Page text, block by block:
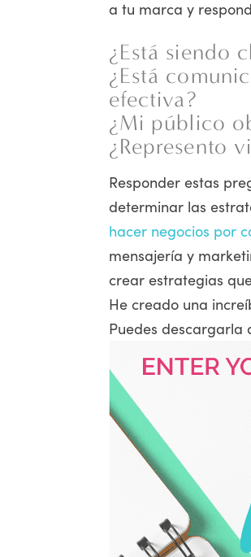
a tu marca y
¿Está siendo
¿Está
efectiva?
¿Mi público
¿Represento
Responder estas
determinar las
hacer negocios por
mensajería y
crear estrategias
He creado una
Puedes descargarla